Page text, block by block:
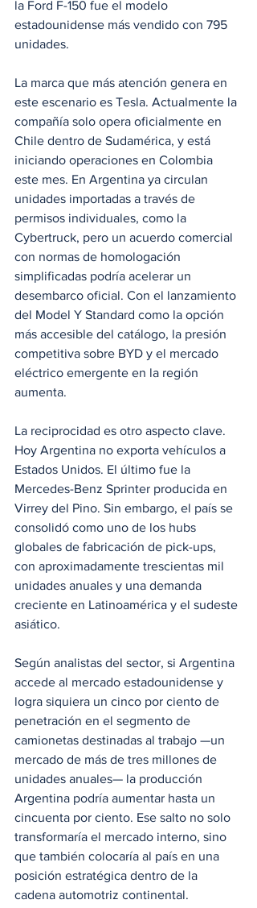
la Ford F-150 fue el modelo
estadounidense más vendido con 795
unidades.
La marca que más atención genera en
este escenario es Tesla. Actualmente la
compañía solo opera oficialmente en
Chile dentro de Sudamérica, y está
iniciando operaciones en Colombia
este mes. En Argentina ya circulan
unidades importadas a través de
permisos individuales, como la
Cybertruck, pero un acuerdo comercial
con normas de homologación
simplificadas podría acelerar un
desembarco oficial. Con el lanzamiento
del Model Y Standard como la opción
más accesible del catálogo, la presión
competitiva sobre BYD y el mercado
eléctrico emergente en la región
aumenta.
La reciprocidad es otro aspecto clave.
Hoy Argentina no exporta vehículos a
Estados Unidos. El último fue la
Mercedes-Benz Sprinter producida en
Virrey del Pino. Sin embargo, el país se
consolidó como uno de los hubs
globales de fabricación de pick-ups,
con aproximadamente trescientas mil
unidades anuales y una demanda
creciente en Latinoamérica y el sudeste
asiático.
Según analistas del sector, si Argentina
accede al mercado estadounidense y
logra siquiera un cinco por ciento de
penetración en el segmento de
camionetas destinadas al trabajo —un
mercado de más de tres millones de
unidades anuales— la producción
Argentina podría aumentar hasta un
cincuenta por ciento. Ese salto no solo
transformaría el mercado interno, sino
que también colocaría al país en una
posición estratégica dentro de la
cadena automotriz continental.